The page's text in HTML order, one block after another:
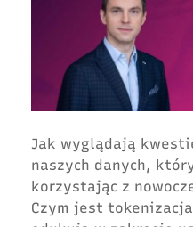
Jak wyglądają
naszych danych,
korzystając z
Czym jest